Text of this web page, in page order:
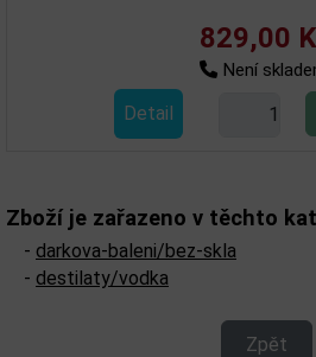
829,00 Kč
Není skladem
Detail
Zboží je zařazeno v těchto
- darkova-baleni/bez-skla
- destilaty/vodka
Zpět